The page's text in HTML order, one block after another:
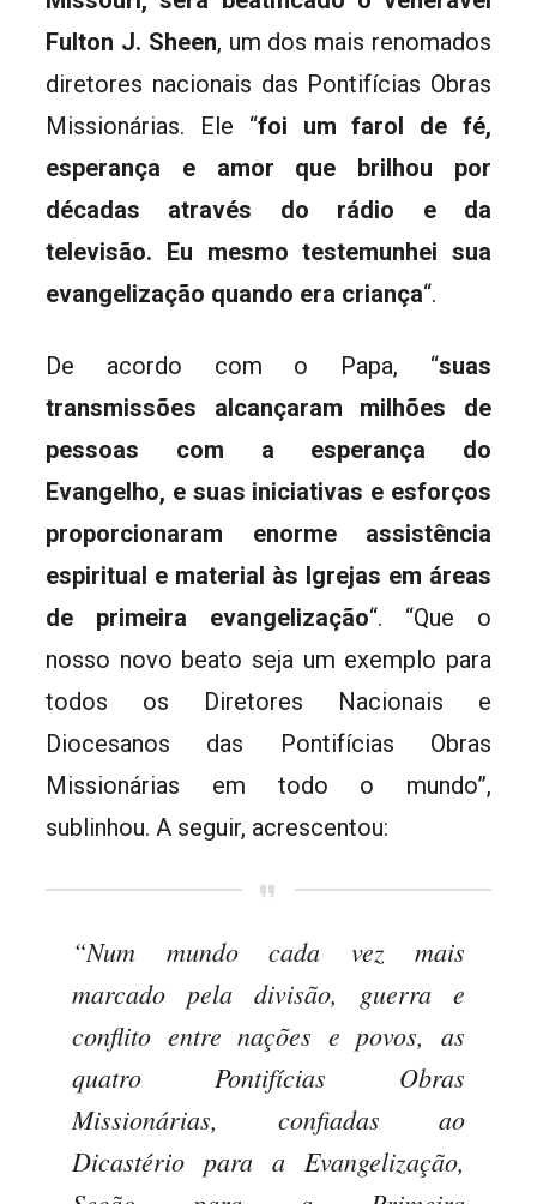
Fulton J. Sheen, um dos mais renomados
diretores nacionais das Pontifícias Obras
Missionárias. Ele “foi um farol de fé,
esperança e amor que brilhou por
décadas através do rádio e da
televisão. Eu mesmo testemunhei sua
evangelização quando era criança“.
De acordo com o Papa, “suas
transmissões alcançaram milhões de
pessoas com a esperança do
Evangelho, e suas iniciativas e esforços
proporcionaram enorme assistência
espiritual e material às Igrejas em áreas
de primeira evangelização“. “Que o
nosso novo beato seja um exemplo para
todos os Diretores Nacionais e
Diocesanos das Pontifícias Obras
Missionárias em todo o mundo”,
sublinhou. A seguir, acrescentou:
“Num mundo cada vez mais
marcado pela divisão, guerra e
conflito entre nações e povos, as
quatro Pontifícias Obras
Missionárias, confiadas ao
Dicastério para a Evangelização,